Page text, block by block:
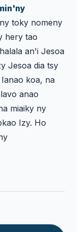
toky nomeny
hery tao
an'i Jesoa
Jesoa dia tsy
koa, na
anao
miaiky ny
Izy. Ho